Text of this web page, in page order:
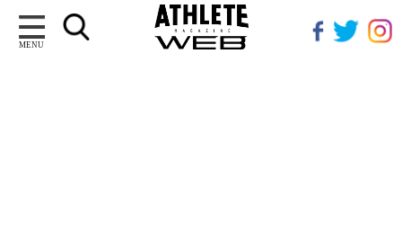
MENU